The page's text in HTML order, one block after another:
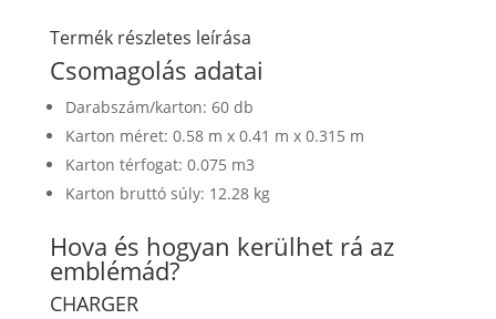
Termék részletes leírása
Csomagolás adatai
Darabszám/karton: 60 db
Karton méret: 0.58 m x 0.41 m x 0.315 m
Karton térfogat: 0.075 m3
Karton bruttó súly: 12.28 kg
Hova és hogyan kerülhet rá az
emblémád?
CHARGER